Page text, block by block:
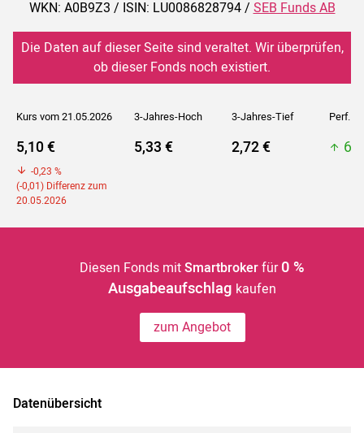
WKN: A0B9Z3 / ISIN: LU0086828794 /SEB Funds AB
Die Daten auf dieser Seite sind veraltet. Wir überprüfen,
ob dieser Fonds noch existiert.
Kurs vom 21.05.2026 3-Jahres-Hoch 3-Jahres-Tief Perf. 5J
5,10 €
-0,23 %
(-0,01) Differenz zum
20.05.2026
5,33 € 2,72 €
Diesen Fonds mitSmartbrokerfür0 %
Ausgabeaufschlag kaufen
zum Angebot
Datenübersicht